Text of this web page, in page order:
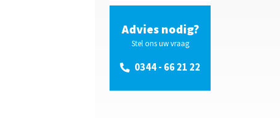
Advies nodig?
Stel ons uw vraag
0344 - 66 21 22